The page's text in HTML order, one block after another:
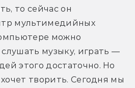
то сейчас он
мультимедийных
можно
музыку, играть —
этого достаточно. Но
творить. Сегодня мы